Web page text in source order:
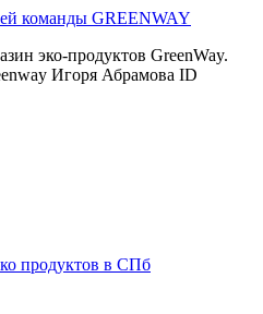
эко-продуктов GreenWay.
Игоря Абрамова ID